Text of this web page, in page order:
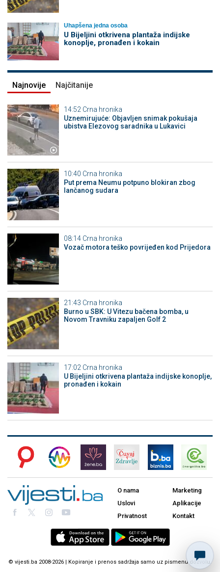
Uhapšena jedna osoba
​U Bijeljini otkrivena plantaža indijske
konoplje, pronađen i kokain
Najnovije Najčitanije
14:52 Crna hronika
Uznemirujuće: Objavljen snimak pokušaja
ubistva Elezovog saradnika u Lukavici
10:40 Crna hronika
Put prema Neumu potpuno blokiran zbog
lančanog sudara
08:14 Crna hronika
Vozač motora teško povrijeđen kod Prijedora
21:43 Crna hronika
Burno u SBK: U Vitezu bačena bomba, u
Novom Travniku zapaljen Golf 2
17:02 Crna hronika
​U Bijeljini otkrivena plantaža indijske konoplje,
pronađen i kokain
O nama
Uslovi
Privatnost
Marketing
Aplikacije
Kontakt
© vijesti.ba 2008-2026 | Kopiranje i prenos sadržaja samo uz pismenu dozvolu.